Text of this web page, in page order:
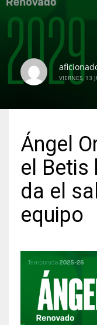
ATL
IND
VIERNES, 13
Ángel
el Betis
da el
equipo